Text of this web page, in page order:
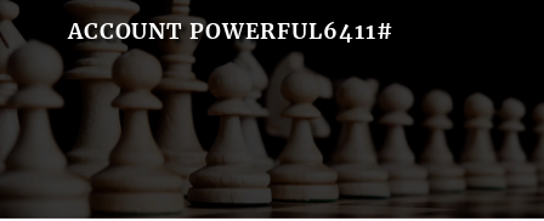
ACCOUNT POWERFUL6411#